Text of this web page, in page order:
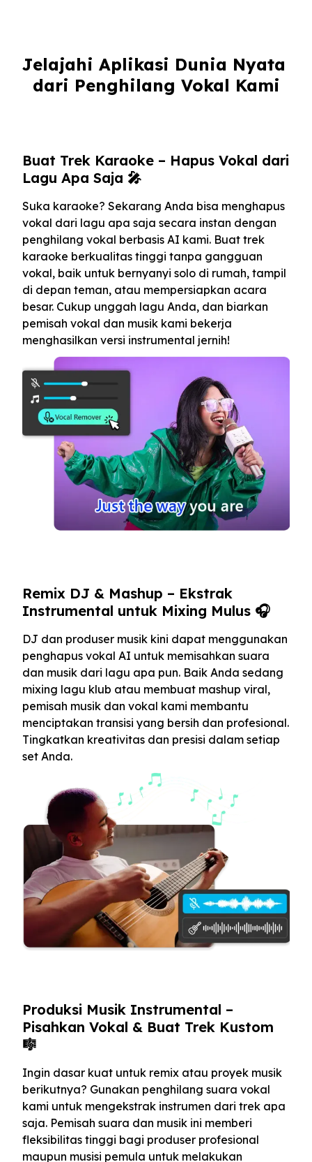
Jelajahi Aplikasi Dunia Nyata
dari Penghilang Vokal Kami
Buat Trek Karaoke – Hapus Vokal dari
Lagu Apa Saja 🎤
Suka karaoke? Sekarang Anda bisa menghapus
vokal dari lagu apa saja secara instan dengan
penghilang vokal berbasis AI kami. Buat trek
karaoke berkualitas tinggi tanpa gangguan
vokal, baik untuk bernyanyi solo di rumah, tampil
di depan teman, atau mempersiapkan acara
besar. Cukup unggah lagu Anda, dan biarkan
pemisah vokal dan musik kami bekerja
menghasilkan versi instrumental jernih!
Remix DJ & Mashup – Ekstrak
Instrumental untuk Mixing Mulus 🎧
DJ dan produser musik kini dapat menggunakan
penghapus vokal AI untuk memisahkan suara
dan musik dari lagu apa pun. Baik Anda sedang
mixing lagu klub atau membuat mashup viral,
pemisah musik dan vokal kami membantu
menciptakan transisi yang bersih dan profesional.
Tingkatkan kreativitas dan presisi dalam setiap
set Anda.
Produksi Musik Instrumental –
Pisahkan Vokal & Buat Trek Kustom
🎼
Ingin dasar kuat untuk remix atau proyek musik
berikutnya? Gunakan penghilang suara vokal
kami untuk mengekstrak instrumen dari trek apa
saja. Pemisah suara dan musik ini memberi
fleksibilitas tinggi bagi produser profesional
maupun musisi pemula untuk melakukan